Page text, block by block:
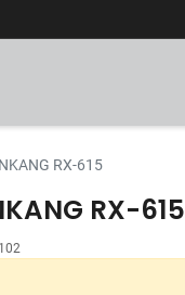
RX-615
RX-615